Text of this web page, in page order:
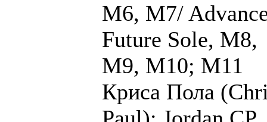
M6, M7/
Future Sole, M8,
M9, M10; M11
Криса Пола